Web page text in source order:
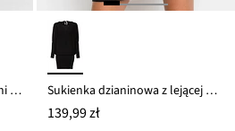
Sukienka z dżerseju z cekinami i marszczeniem Sukienka dzianinowa z lejącej mieszanki wiskozy
139,99 zł